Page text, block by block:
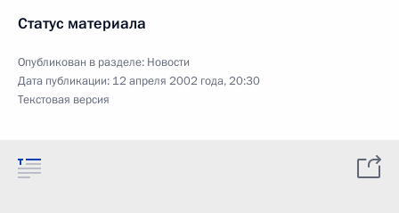
Статус материала
Опубликован в разделе: Новости
Дата публикации: 12 апреля 2002 года, 20:30
Текстовая версия